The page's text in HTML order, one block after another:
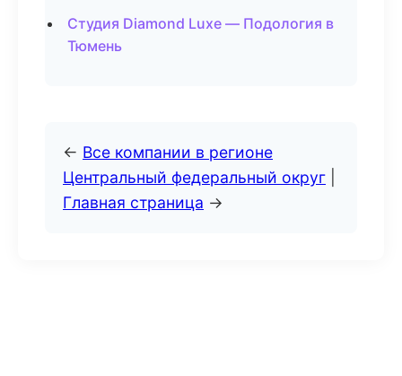
Студия Diamond Luxe — Подология в
Тюмень
← Все компании в регионе
Центральный федеральный округ
Главная страница →